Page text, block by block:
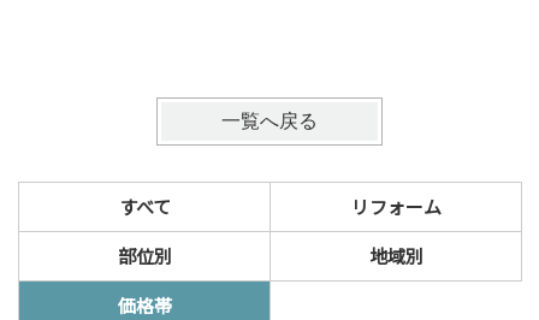
一覧へ戻る
すべて
リフォーム
部位別
地域別
価格帯